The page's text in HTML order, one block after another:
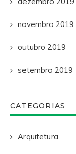
novembro 2019
outubro 2019
setembro 2019
CATEGORIAS
Arquitetura